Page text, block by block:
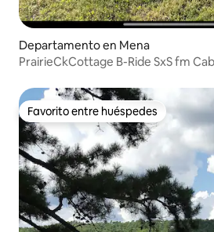
Departamento en Mena
PrairieCkCottage B-Ride SxS fm
Favorito entre huéspedes
Favorito entre huéspedes